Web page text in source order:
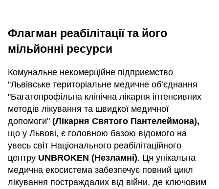
Флагман реабілітації та його
мільйонні ресурси
Комунальне некомерційне підприємство
"Львівське територіальне медичне об’єднання
"Багатопрофільна клінічна лікарня інтенсивних
методів лікування та швидкої медичної
допомоги" (Лікарня Святого Пантелеймона),
що у Львові, є головною базою відомого на
увесь світ Національного реабілітаційного
центру UNBROKEN (Незламні). Ця унікальна
медична екосистема забезпечує повний цикл
лікування постраждалих від війни, де ключовим